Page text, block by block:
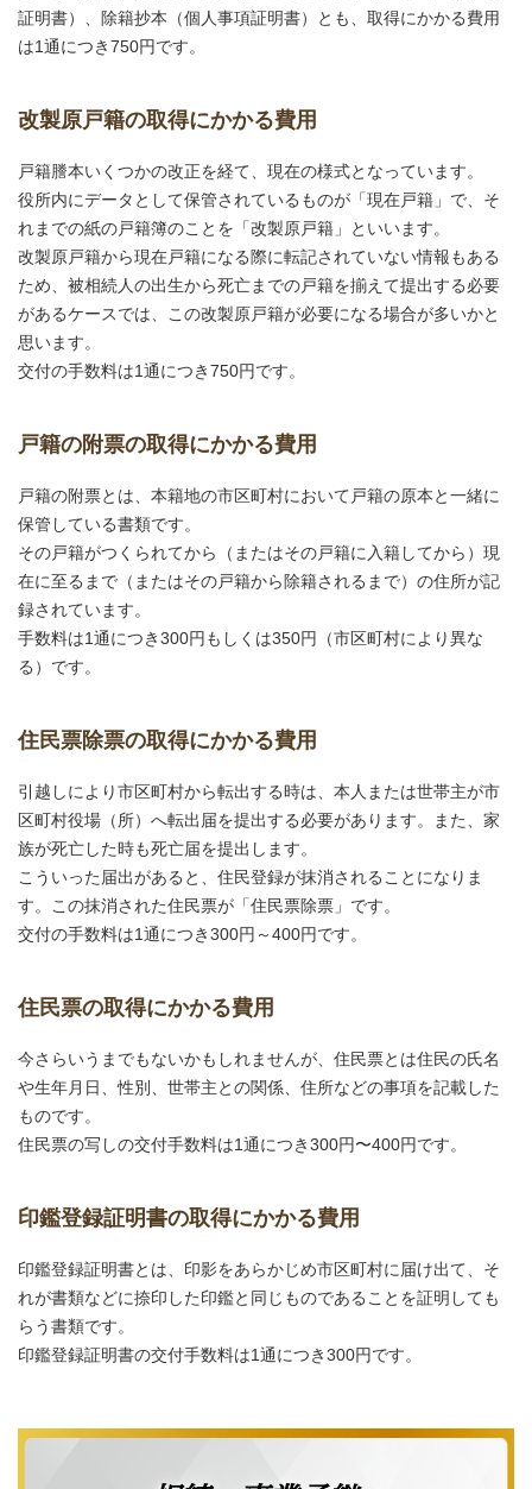
証明書）、除籍抄本（個人事項証明書）とも、取得にかかる費用
は1通につき750円です。
改製原戸籍の取得にかかる費用
戸籍謄本いくつかの改正を経て、現在の様式となっています。
役所内にデータとして保管されているものが「現在戸籍」で、そ
れまでの紙の戸籍簿のことを「改製原戸籍」といいます。
改製原戸籍から現在戸籍になる際に転記されていない情報もある
ため、被相続人の出生から死亡までの戸籍を揃えて提出する必要
があるケースでは、この改製原戸籍が必要になる場合が多いかと
思います。
交付の手数料は1通につき750円です。
戸籍の附票の取得にかかる費用
戸籍の附票とは、本籍地の市区町村において戸籍の原本と一緒に
保管している書類です。
その戸籍がつくられてから（またはその戸籍に入籍してから）現
在に至るまで（またはその戸籍から除籍されるまで）の住所が記
録されています。
手数料は1通につき300円もしくは350円（市区町村により異な
る）です。
住民票除票の取得にかかる費用
引越しにより市区町村から転出する時は、本人または世帯主が市
区町村役場（所）へ転出届を提出する必要があります。また、家
族が死亡した時も死亡届を提出します。
こういった届出があると、住民登録が抹消されることになりま
す。この抹消された住民票が「住民票除票」です。
交付の手数料は1通につき300円～400円です。
住民票の取得にかかる費用
今さらいうまでもないかもしれませんが、住民票とは住民の氏名
や生年月日、性別、世帯主との関係、住所などの事項を記載した
ものです。
住民票の写しの交付手数料は1通につき300円〜400円です。
印鑑登録証明書の取得にかかる費用
印鑑登録証明書とは、印影をあらかじめ市区町村に届け出て、そ
れが書類などに捺印した印鑑と同じものであることを証明しても
らう書類です。
印鑑登録証明書の交付手数料は1通につき300円です。